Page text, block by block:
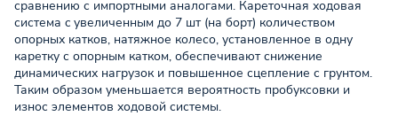
сравнению с импортными аналогами. Кареточная ходовая
система c увеличенным до 7 шт (на борт) количеством
опорных катков, натяжное колесо, установленное в одну
каретку с опорным катком, обеспечивают снижение
динамических нагрузок и повышенное сцепление с грунтом.
Таким образом уменьшается вероятность пробуксовки и
износ элементов ходовой системы.